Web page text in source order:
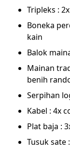
Tripleks :
Boneka
kain
Balok
Mainan
benih
Serpihan
Kabel : 4x
Plat baja :
Tusuk sate